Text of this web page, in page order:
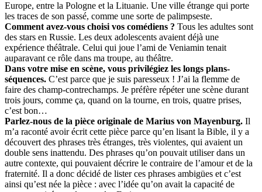
Europe, entre la Pologne et la Lituanie. Une ville étrange qui porte
les traces de son passé, comme une sorte de palimpseste.
Comment avez-vous choisi vos comédiens ? Tous les adultes sont
des stars en Russie. Les deux adolescents avaient déjà une
expérience théâtrale. Celui qui joue l’ami de Veniamin tenait
auparavant ce rôle dans ma troupe, au théâtre.
Dans votre mise en scène, vous privilégiez les longs plans-
séquences. C’est parce que je suis paresseux ! J’ai la flemme de
faire des champ-contrechamps. Je préfère répéter une scène durant
trois jours, comme ça, quand on la tourne, en trois, quatre prises,
c’est bon…
Parlez-nous de la pièce originale de Marius von Mayenburg. Il
m’a raconté avoir écrit cette pièce parce qu’en lisant la Bible, il y a
découvert des phrases très étranges, très violentes, qui avaient un
double sens inattendu. Des phrases qu’on pouvait utiliser dans un
autre contexte, qui pouvaient décrire le contraire de l’amour et de la
fraternité. Il a donc décidé de lister ces phrases ambigües et c’est
ainsi qu’est née la pièce : avec l’idée qu’on avait la capacité de